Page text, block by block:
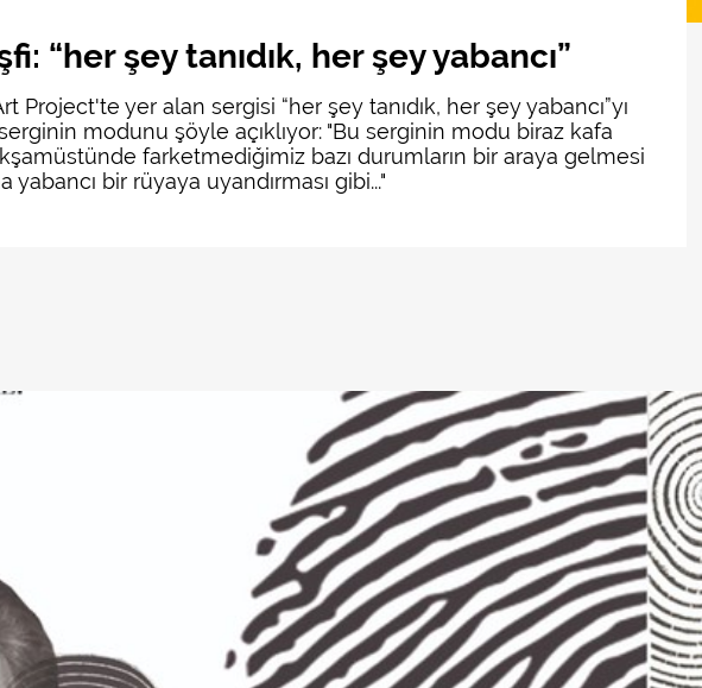
“her şey tanıdık, her şey yabancı”
Project'te yer alan sergisi “her şey tanıdık, her şey yabancı”yı
modunu şöyle açıklıyor: "Bu serginin modu biraz kafa
akşamüstünde farketmediğimiz bazı durumların bir araya gelmesi
yabancı bir rüyaya uyandırması gibi..."